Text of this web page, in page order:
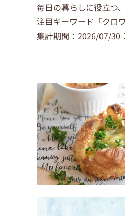
毎日の暮らしに役立つ
注目キーワード「クロ
集計期間：2026/07/